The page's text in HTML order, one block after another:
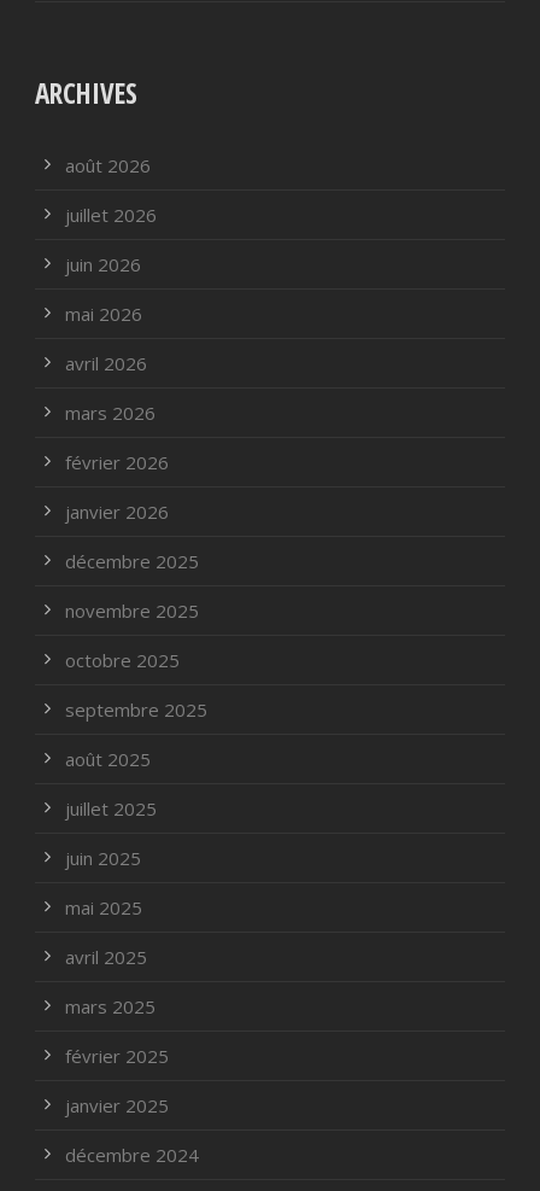
ARCHIVES
août 2026
juillet 2026
juin 2026
mai 2026
avril 2026
mars 2026
février 2026
janvier 2026
décembre 2025
novembre 2025
octobre 2025
septembre 2025
août 2025
juillet 2025
juin 2025
mai 2025
avril 2025
mars 2025
février 2025
janvier 2025
décembre 2024